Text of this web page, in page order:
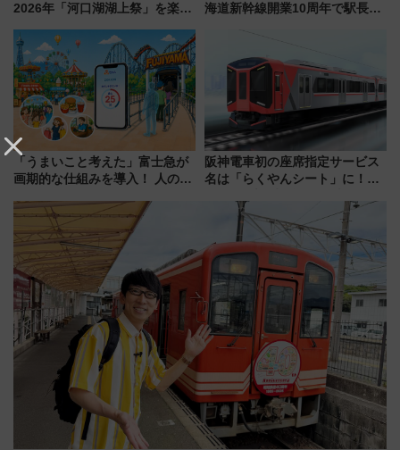
2026年「河口湖湖上祭」を楽し
ススメ
海道新幹線開業10周年で駅長
「うまいこと考えた」富士急が
画期的な仕組みを導入！ 人のか
ん」始動
阪神電車初の座席指定サービス
名は「らくやんシート」に！新
を快適移動